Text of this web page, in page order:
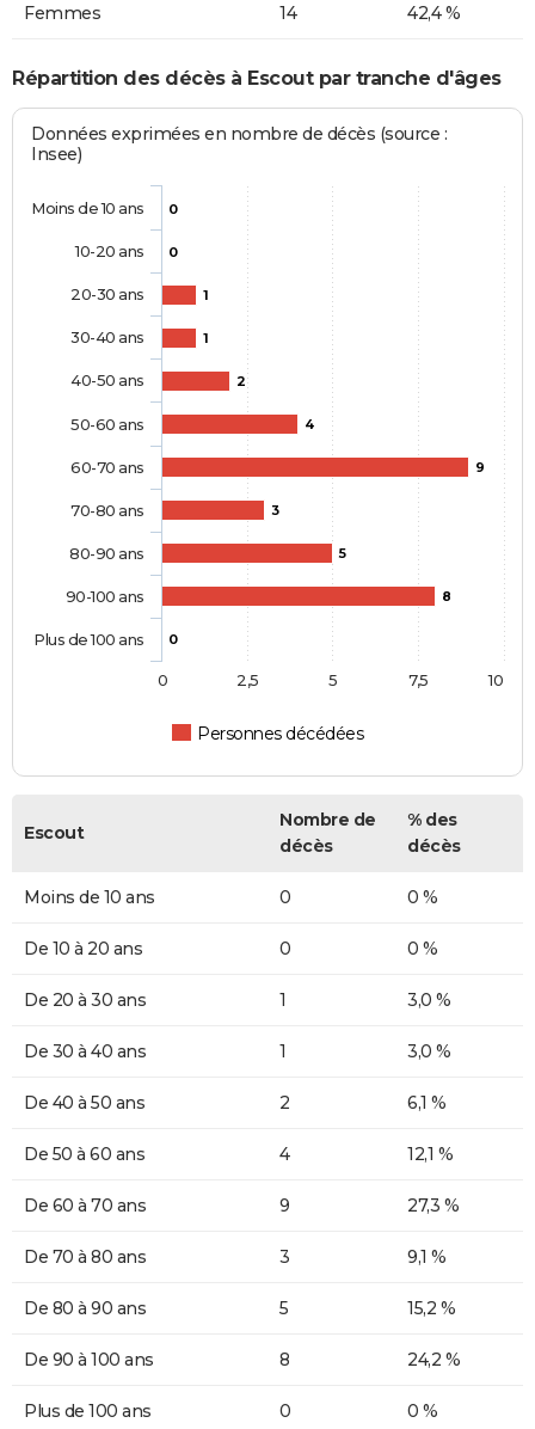
Femmes 14 42,4 %
Répartition des décès à Escout par tranche d'âges
Données exprimées en nombre de décès (source :
Insee)
0
0
1
1
2
4
9
3
5
8
0
Personnes décédées
Moins de 10 ans
10-20 ans
20-30 ans
30-40 ans
40-50 ans
50-60 ans
60-70 ans
70-80 ans
80-90 ans
90-100 ans
Plus de 100 ans
0 10
2,5 5 7,5
Escout
Nombre de
décès
% des
décès
Moins de 10 ans 0 0 %
De 10 à 20 ans 0 0 %
De 20 à 30 ans 1 3,0 %
De 30 à 40 ans 1 3,0 %
De 40 à 50 ans 2 6,1 %
De 50 à 60 ans 4 12,1 %
De 60 à 70 ans 9 27,3 %
De 70 à 80 ans 3 9,1 %
De 80 à 90 ans 5 15,2 %
De 90 à 100 ans 8 24,2 %
Plus de 100 ans 0 0 %